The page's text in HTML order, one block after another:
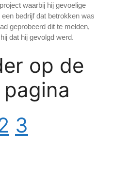
waarbij hij gevoelige
bedrijf dat betrokken was
geprobeerd dit te melden,
dat hij gevolgd werd.
op de
3